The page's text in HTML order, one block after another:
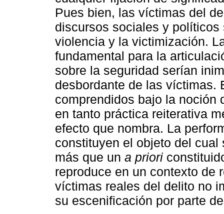
Pues bien, las víctimas del
discursos sociales y
violencia y la victimización.
fundamental para la
sobre la seguridad serían
desbordante de las víctimas.
comprendidos bajo la noción
en tanto práctica reiterativa
efecto que nombra. La
constituyen el objeto del
más que un a priori
reproduce en un contexto de
víctimas reales del delito no
su escenificación por parte